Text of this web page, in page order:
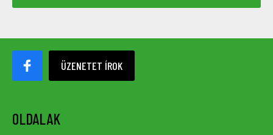
ÜZENETET ÍROK
OLDALAK